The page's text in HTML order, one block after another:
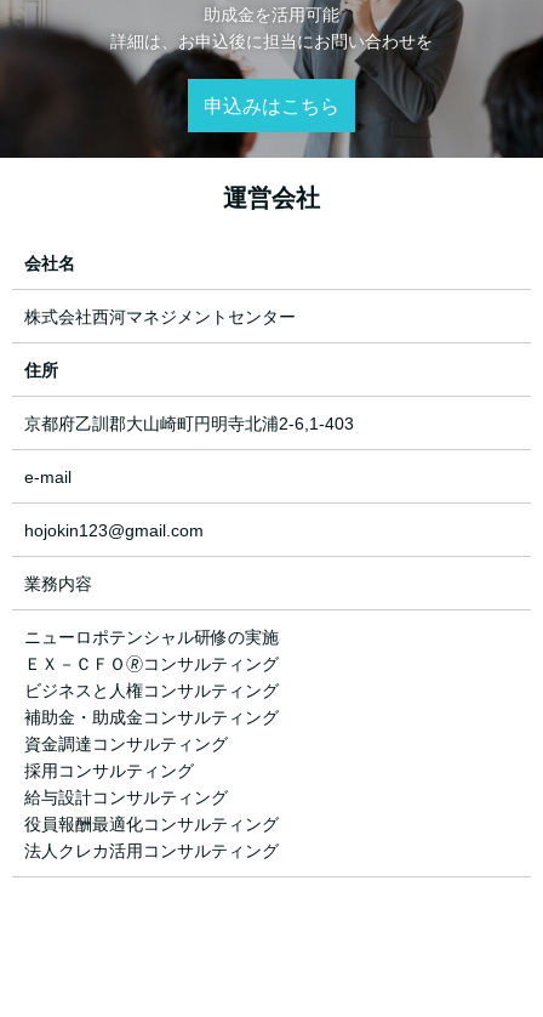
助成金を活用可能
詳細は、お申込後に担当にお問い合わせを
申込みはこちら
運営会社
会社名
株式会社西河マネジメントセンター
住所
京都府乙訓郡大山崎町円明寺北浦2-6,1-403
e-mail
hojokin123@gmail.com
業務内容
ニューロポテンシャル研修の実施
ＥＸ－ＣＦＯ🄬コンサルティング
ビジネスと人権コンサルティング
補助金・助成金コンサルティング
資金調達コンサルティング
採用コンサルティング
給与設計コンサルティング
役員報酬最適化コンサルティング
法人クレカ活用コンサルティング